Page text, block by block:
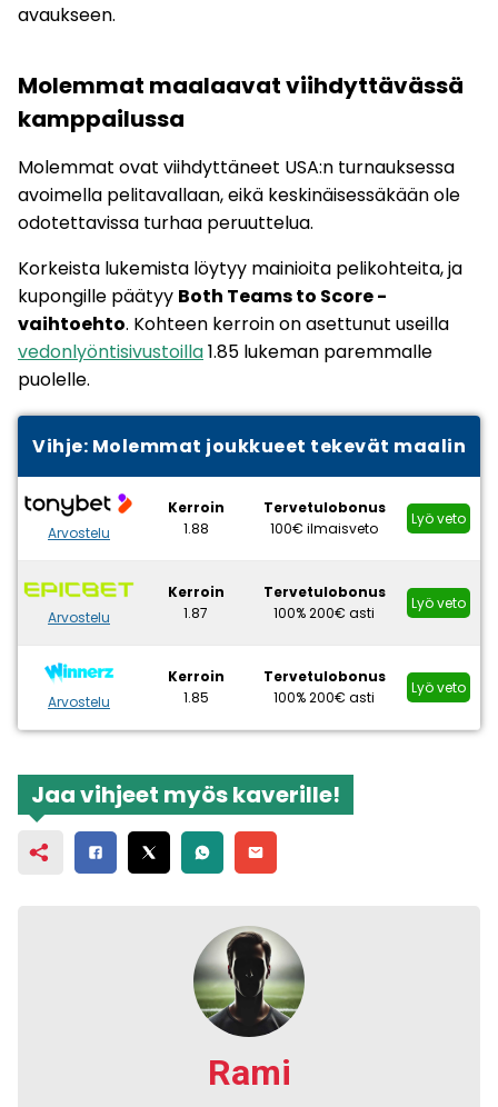
avaukseen.
Molemmat maalaavat viihdyttävässä
kamppailussa
Molemmat ovat viihdyttäneet USA:n turnauksessa
avoimella pelitavallaan, eikä keskinäisessäkään ole
odotettavissa turhaa peruuttelua.
Korkeista lukemista löytyy mainioita pelikohteita, ja
kupongille päätyy Both Teams to Score -
vaihtoehto. Kohteen kerroin on asettunut useilla
vedonlyöntisivustoilla1.85 lukeman paremmalle
puolelle.
Vihje: Molemmat joukkueet tekevät maalin
Arvostelu
Kerroin
1.88
Tervetulobonus
100€ ilmaisveto
Lyö veto
Arvostelu
Kerroin
1.87
Tervetulobonus
100% 200€ asti
Lyö veto
Arvostelu
Kerroin
1.85
Tervetulobonus
100% 200€ asti
Lyö veto
Jaa vihjeet myös kaverille!
Rami